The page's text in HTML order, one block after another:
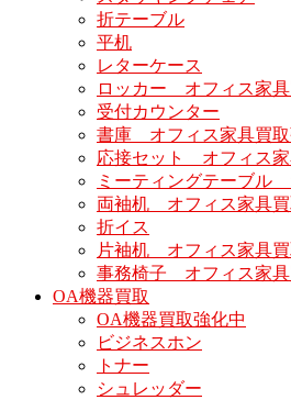
折テーブル
平机
レターケース
ロッカー オフィス家
受付カウンター
書庫 オフィス家具買
応接セット オフィス
ミーティングテーブル
両袖机 オフィス家具
折イス
片袖机 オフィス家具
事務椅子 オフィス家具
OA機器買取
OA機器買取強化中
ビジネスホン
トナー
シュレッダー